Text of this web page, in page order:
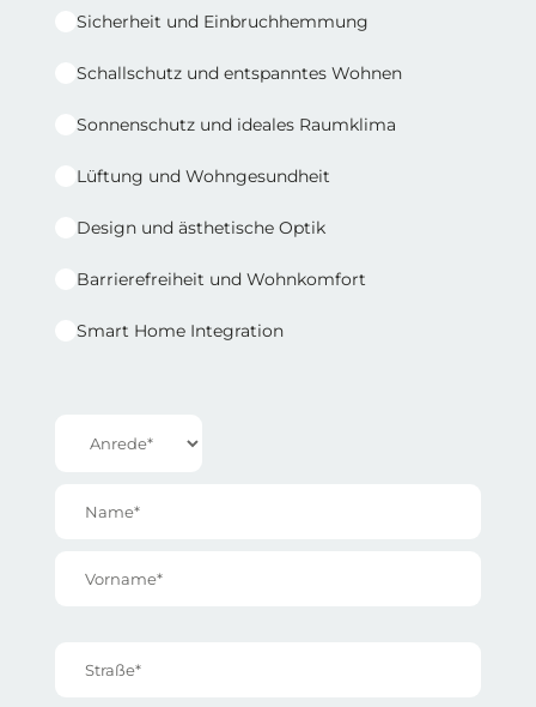
Sicherheit und Einbruchhemmung
Schallschutz und entspanntes Wohnen
Sonnenschutz und ideales Raumklima
Lüftung und Wohngesundheit
Design und ästhetische Optik
Barrierefreiheit und Wohnkomfort
Smart Home Integration